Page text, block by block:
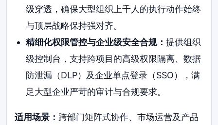
级穿透，确保大型组织上千人的执行动作始终
与顶层战略保持强对齐。
精细化权限管控与企业级安全合规： 提供组织
级控制台，支持跨项目的高级权限隔离、数据
防泄漏（DLP）及企业单点登录（SSO），满
足大型企业严苛的审计与合规要求。
适用场景： 跨部门矩阵式协作、市场运营及产品